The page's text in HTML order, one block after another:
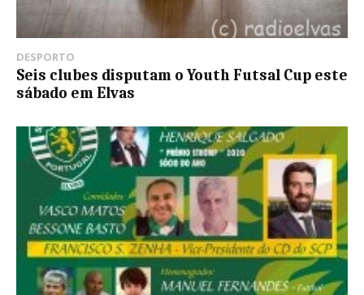
DESPORTO
Seis clubes disputam o Youth Futsal Cup este
sábado em Elvas